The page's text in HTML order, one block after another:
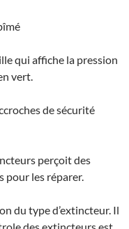
qui affiche la pression
vert.
de sécurité
perçoit des
pour les réparer.
du type d’extincteur. Il
des extincteurs est